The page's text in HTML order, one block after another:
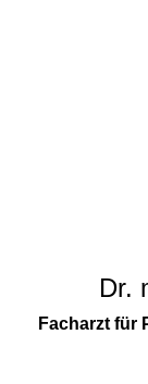
Dr.
Facharzt für